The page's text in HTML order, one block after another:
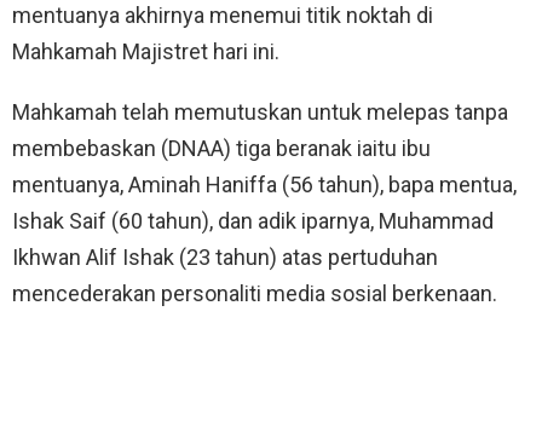
mentuanya akhirnya menemui titik noktah di
Mahkamah Majistret hari ini.
Mahkamah telah memutuskan untuk melepas tanpa
membebaskan (DNAA) tiga beranak iaitu ibu
mentuanya, Aminah Haniffa (56 tahun), bapa mentua,
Ishak Saif (60 tahun), dan adik iparnya, Muhammad
Ikhwan Alif Ishak (23 tahun) atas pertuduhan
mencederakan personaliti media sosial berkenaan.